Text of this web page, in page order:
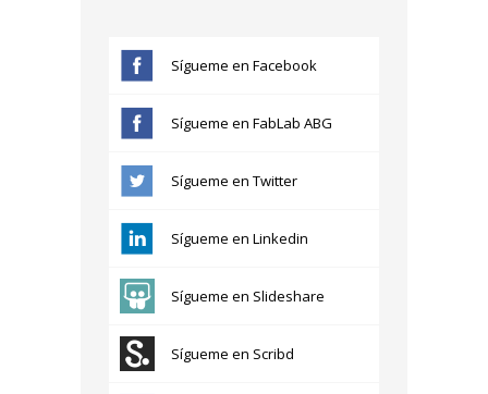
Sígueme en Facebook
Sígueme en FabLab ABG
Sígueme en Twitter
Sígueme en Linkedin
Sígueme en Slideshare
Sígueme en Scribd